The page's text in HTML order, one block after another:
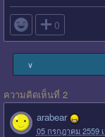
 0
∨
ความคิดเห็นที่ 2
arabear
05 กรกฎาคม 2559